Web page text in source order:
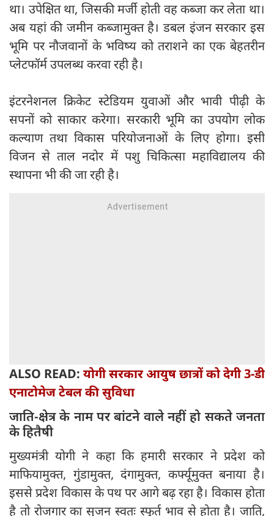
था। उपेक्षित था, जिसकी मर्जी होती वह कब्जा कर लेता था।
अब यहां की जमीन कब्जामुक्त है। डबल इंजन सरकार इस
भूमि पर नौजवानों के भविष्य को तराशने का एक बेहतरीन
प्लेटफॉर्म उपलब्ध करवा रही है।
इंटरनेशनल क्रिकेट स्टेडियम युवाओं और भावी पीढ़ी के
सपनों को साकार करेगा। सरकारी भूमि का उपयोग लोक
कल्याण तथा विकास परियोजनाओं के लिए होगा। इसी
विजन से ताल नदोर में पशु चिकित्सा महाविद्यालय की
स्थापना भी की जा रही है।
ALSO READ: योगी सरकार आयुष छात्रों को देगी 3-डी
एनाटोमेज टेबल की सुविधा
जाति-क्षेत्र के नाम पर बांटने वाले नहीं हो सकते जनता
के हितैषी
मुख्यमंत्री योगी ने कहा कि हमारी सरकार ने प्रदेश को
माफियामुक्त, गुंडामुक्त, दंगामुक्त, कर्फ्यूमुक्त बनाया है।
इससे प्रदेश विकास के पथ पर आगे बढ़ रहा है। विकास होता
है तो रोजगार का सृजन स्वतः स्फूर्त भाव से होता है। जाति,